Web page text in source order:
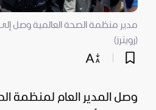
مدير منظمة الصحة العالمية وصل إلى
(رويترز)
وصل المدير العام لمنظمة